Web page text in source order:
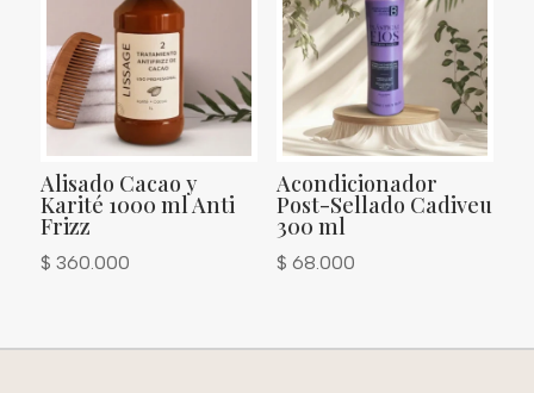
Alisado Cacao y
Karité 1000 ml Anti
Frizz
$ 360.000
Acondicionador
Post-Sellado Cadiveu
300 ml
$ 68.000